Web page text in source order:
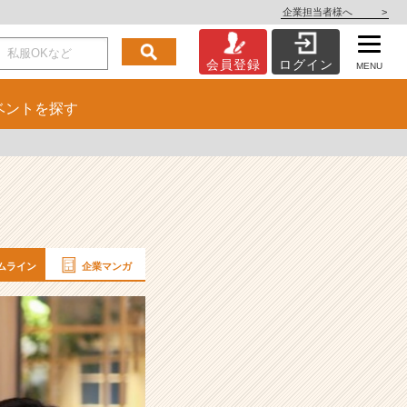
企業担当者様へ >
会員登録 ログイン MENU
ント を探す
ライン 企業マンガ